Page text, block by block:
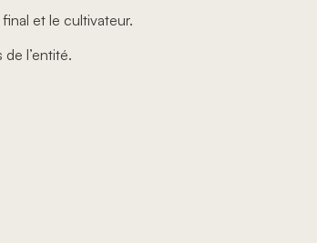
et le cultivateur.
l’entité.